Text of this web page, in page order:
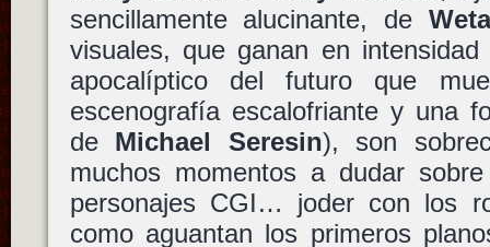
sencillamente alucinante, de
visuales, que ganan en
apocalíptico del futuro que
escenografía escalofriante y una
de Michael Seresin), son
muchos momentos a dudar
personajes CGI… joder con los
como aguantan los primeros